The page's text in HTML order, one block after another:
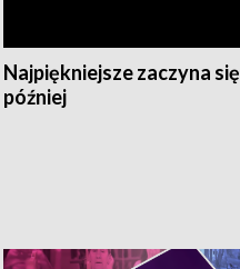
Najpiękniejsze zaczyna się
później